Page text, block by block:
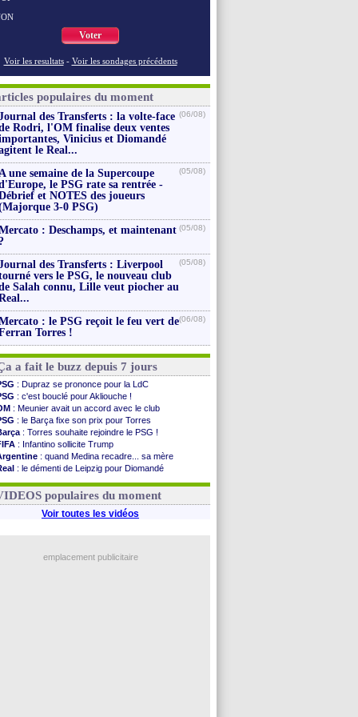
Voter
Voir les resultats - Voir les sondages précédents
populaires du moment
des Transferts : la volte-face
Rodri, l'OM finalise deux ventes
Vinicius et Diomandé
le Real...
(06/08)
une semaine de la Supercoupe
le PSG rate sa rentrée -
et NOTES des joueurs
3-0 PSG)
(05/08)
: Deschamps, et maintenant (05/08)
des Transferts : Liverpool
vers le PSG, le nouveau club
Salah connu, Lille veut piocher au
(05/08)
: le PSG reçoit le feu vert de
Torres !
(06/08)
a fait le buzz depuis 7 jours
: Dupraz se prononce pour la LdC
: c'est bouclé pour Akliouche !
: Meunier avait un accord avec le club
: le Barça fixe son prix pour Torres
: Torres souhaite rejoindre le PSG !
: Infantino sollicite Trump
: quand Medina recadre... sa mère
: le démenti de Leipzig pour Diomandé
: le conseiller d'Infantino démissionne !
populaires du moment
Voir toutes les vidéos
emplacement publicitaire